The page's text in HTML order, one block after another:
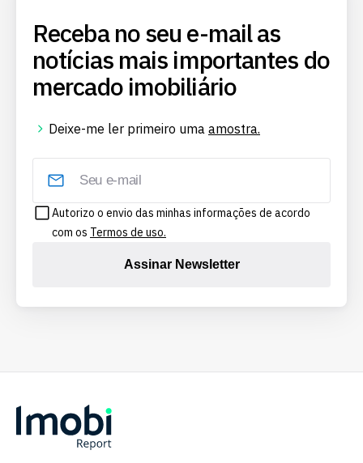
Receba no seu e-mail as
notícias mais importantes do
mercado imobiliário
Deixe-me ler primeiro uma amostra.
Autorizo o envio das minhas informações de acordo
com os Termos de uso.
Assinar Newsletter